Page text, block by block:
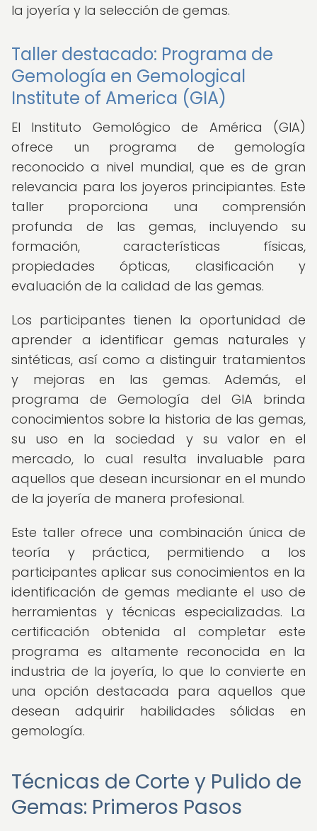
la joyería y la selección de gemas.
Taller destacado: Programa de
Gemología en Gemological
Institute of America (GIA)
El Instituto Gemológico de América (GIA)
ofrece un programa de gemología
reconocido a nivel mundial, que es de gran
relevancia para los joyeros principiantes. Este
taller proporciona una comprensión
profunda de las gemas, incluyendo su
formación, características físicas,
propiedades ópticas, clasificación y
evaluación de la calidad de las gemas.
Los participantes tienen la oportunidad de
aprender a identificar gemas naturales y
sintéticas, así como a distinguir tratamientos
y mejoras en las gemas. Además, el
programa de Gemología del GIA brinda
conocimientos sobre la historia de las gemas,
su uso en la sociedad y su valor en el
mercado, lo cual resulta invaluable para
aquellos que desean incursionar en el mundo
de la joyería de manera profesional.
Este taller ofrece una combinación única de
teoría y práctica, permitiendo a los
participantes aplicar sus conocimientos en la
identificación de gemas mediante el uso de
herramientas y técnicas especializadas. La
certificación obtenida al completar este
programa es altamente reconocida en la
industria de la joyería, lo que lo convierte en
una opción destacada para aquellos que
desean adquirir habilidades sólidas en
gemología.
Técnicas de Corte y Pulido de
Gemas: Primeros Pasos